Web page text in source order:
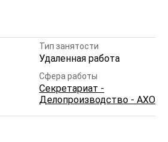
Тип занятости
Удаленная работа
Сфера работы
Секретариат -
Делопроизводство - АХО